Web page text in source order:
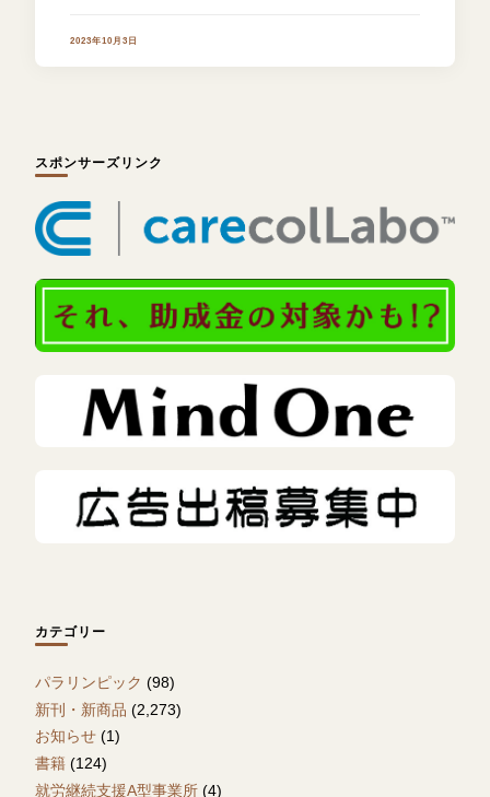
2023年10月3日
スポンサーズリンク
カテゴリー
パラリンピック (98)
新刊・新商品 (2,273)
お知らせ (1)
書籍 (124)
就労継続支援A型事業所 (4)